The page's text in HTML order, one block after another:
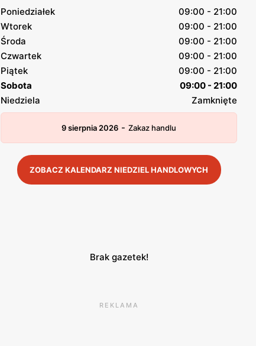
Poniedziałek
09:00 - 21:00
Wtorek
09:00 - 21:00
Środa
09:00 - 21:00
Czwartek
09:00 - 21:00
Piątek
09:00 - 21:00
Sobota
09:00 - 21:00
Niedziela
Zamknięte
9 sierpnia 2026 - Zakaz handlu
ZOBACZ KALENDARZ NIEDZIEL HANDLOWYCH
Brak gazetek!
REKLAMA